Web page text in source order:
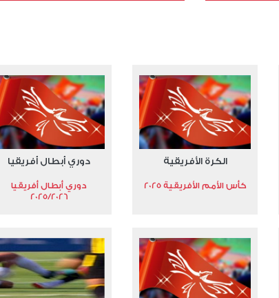
الكرة الأفريقية
كأس الأمم الأفريقية 2025
دوري أبطال أفريقيا
دوري أبطال أفريقيا
2025/2026